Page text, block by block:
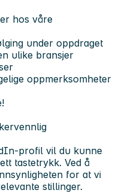
hos våre
under oppdraget
ulike bransjer
oppmerksomheter
profil vil du kunne
tastetrykk. Ved å
for at vi
stillinger.